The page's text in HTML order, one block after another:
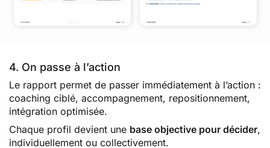
4. On passe à l’action
Le rapport permet de passer immédiatement à l’action :
coaching ciblé, accompagnement, repositionnement,
intégration optimisée.
Chaque profil devient une base objective pour décider,
individuellement ou collectivement.